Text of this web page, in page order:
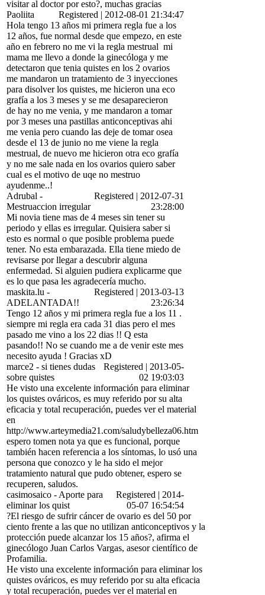
visitar al doctor por esto?, muchas gracias
Paoliita
Registered | 2012-08-01 21:34:47
Hola tengo 13 años mi primera regla fue a los
12 años, fue normal desde que empezo, en este
año en febrero no me vi la regla mestrual mi
mama me llevo a donde la ginecóloga y me
detectaron que tenia quistes en los 2 ovarios
me mandaron un tratamiento de 3 inyecciones
para disolver los quistes, me hicieron una eco
grafía a los 3 meses y se me desaparecieron
de hay no me venia, y me mandaron a tomar
por 3 meses una pastillas anticonceptivas ahi
me venia pero cuando las deje de tomar osea
desde el 13 de junio no me viene la regla
mestrual, de nuevo me hicieron otra eco grafía
y no me sale nada en los ovarios quiero saber
cual es el motivo de uqe no mestruo
ayudenme..!
Adrubal -
Mestruaccion irregular
Registered | 2012-07-31
23:28:00
Mi novia tiene mas de 4 meses sin tener su
periodo y ellas es irregular. Quisiera saber si
esto es normal o que posible problema puede
tener. No esta embarazada. Ella tiene miedo de
revisarse por llegar a descubrir alguna
enfermedad. Si alguien pudiera explicarme que
es lo que pasa les agradecería mucho.
maskita.lu -
ADELANTADA!!
Registered | 2013-03-13
23:26:34
Tengo 12 años y mi primera regla fue a los 11 .
siempre mi regla era cada 31 dias pero el mes
pasado me vino a los 22 dias !! Q esta
pasando!! No se cuando me a de venir este mes
necesito ayuda ! Gracias xD
marce2 - si tienes dudas
sobre quistes
Registered | 2013-05-
02 19:03:03
He visto una excelente información para eliminar
los quistes ováricos, es muy referido por su alta
eficacia y total recuperación, puedes ver el material
en
http://www.arteymedia21.com/saludybelleza06.htm
espero tomen nota ya que es funcional, porque
también hacen referencia a los síntomas, lo usó una
persona que conozco y le ha sido el mejor
tratamiento natural que pudo obtener, espero se
recuperen, saludos.
casimosaico - Aporte para
eliminar los quist
Registered | 2014-
05-07 16:54:54
?El riesgo de sufrir cáncer de ovario es del 50 por
ciento frente a las que no utilizan anticonceptivos y la
protección puede alcanzar los 15 años?, afirma el
ginecólogo Juan Carlos Vargas, asesor científico de
Profamilia.
He visto una excelente información para eliminar los
quistes ováricos, es muy referido por su alta eficacia
y total recuperación, puedes ver el material en